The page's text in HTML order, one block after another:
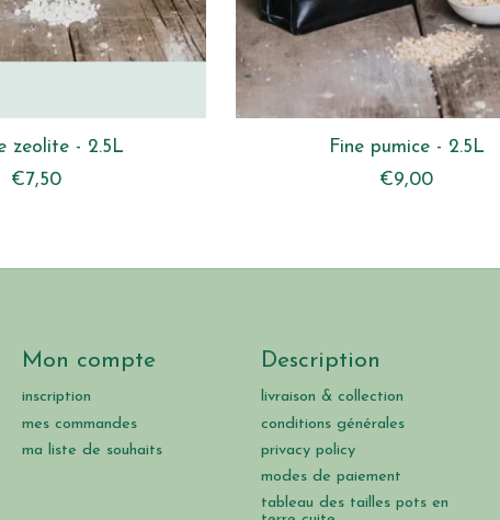
zeolite - 2.5L
€7,50
Fine pumice - 2.5L
€9,00
Mon compte
inscription
mes commandes
ma liste de souhaits
Description
livraison & collection
conditions générales
privacy policy
modes de paiement
tableau des tailles pots en